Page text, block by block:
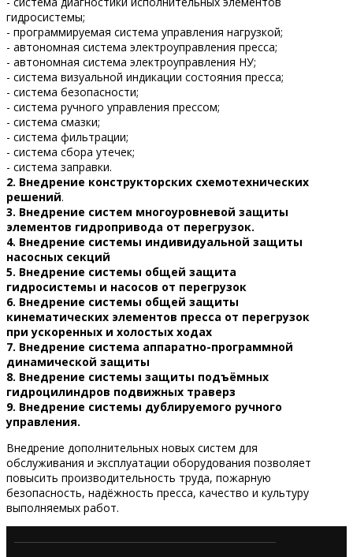
гидросистемы;
- программируемая система управления нагрузкой;
- автономная система электроуправления пресса;
- автономная система электроуправления НУ;
- система визуальной индикации состояния пресса;
- система безопасности;
- система ручного управления прессом;
- система смазки;
- система фильтрации;
- система сбора утечек;
- система заправки.
2. Внедрение конструкторских схемотехнических
решений.
3. Внедрение систем многоуровневой защиты
элементов гидропривода от перегрузок.
4. Внедрение системы индивидуальной защиты
насосных секций
5. Внедрение системы общей защита
гидросистемы и насосов от перегрузок
6. Внедрение системы общей защиты
кинематических элементов пресса от перегрузок
при ускоренных и холостых ходах
7. Внедрение система аппаратно-программной
динамической защиты
8. Внедрение системы защиты подъёмных
гидроцилиндров подвижных траверз
9. Внедрение системы дублируемого ручного
управления.
Внедрение дополнительных новых систем для
обслуживания и эксплуатации оборудования позволяет
повысить производительность труда, пожарную
безопасность, надёжность пресса, качество и культуру
выполняемых работ.